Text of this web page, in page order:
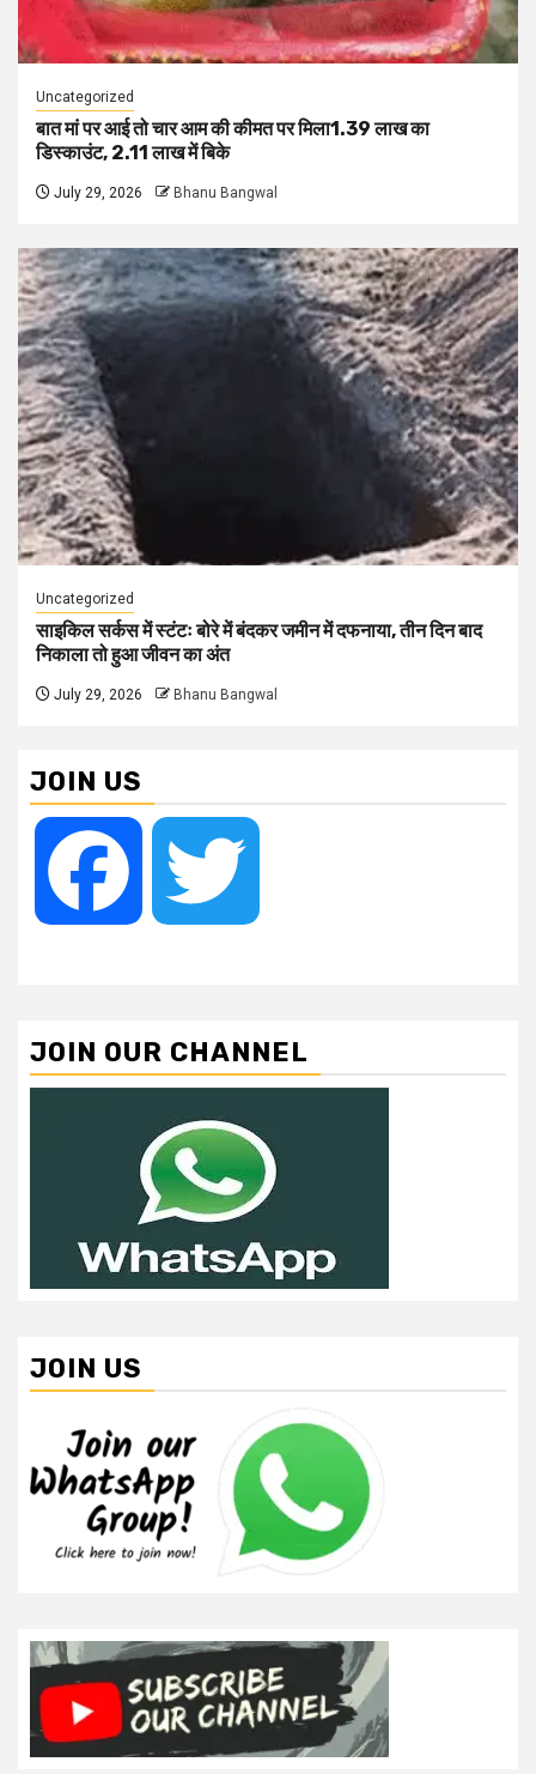
Uncategorized
बात मां पर आई तो चार आम की कीमत पर मिला1.39 लाख का
डिस्काउंट, 2.11 लाख में बिके
July 29, 2026 Bhanu Bangwal
Uncategorized
साइकिल सर्कस में स्टंटः बोरे में बंदकर जमीन में दफनाया, तीन दिन बाद
निकाला तो हुआ जीवन का अंत
July 29, 2026 Bhanu Bangwal
JOIN US
Facebook
JOIN OUR CHANNEL
JOIN US